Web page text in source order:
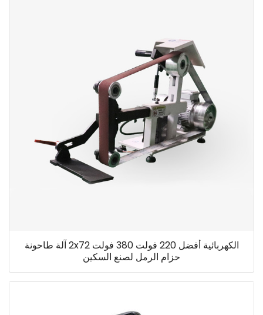
الكهربائية أفضل 220 فولت 380 فولت 2x72 آلة طاحونة
حزام الرمل لصنع السكين